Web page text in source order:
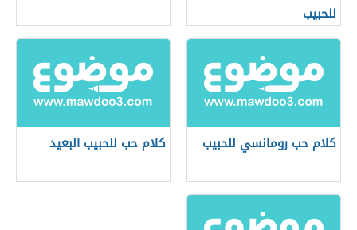
للحبيب
كلام حب رومانسي للحبيب كلام حب للحبيب البعيد